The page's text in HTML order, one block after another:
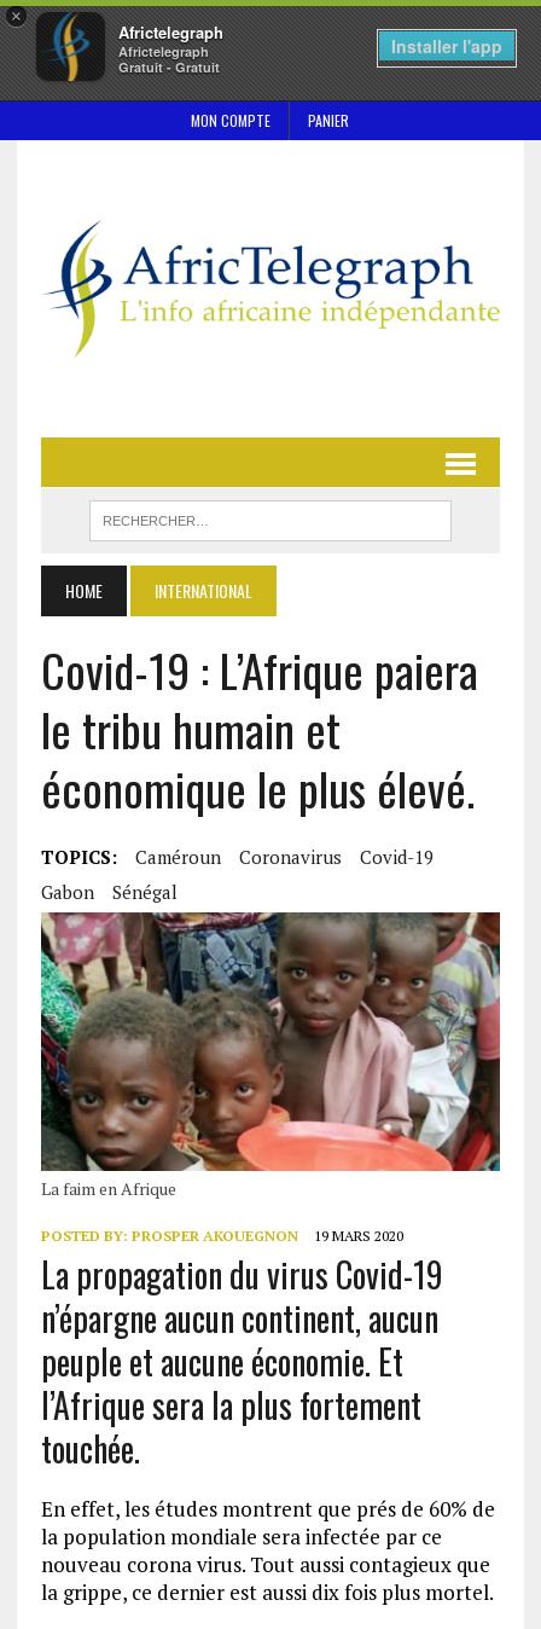
×
Africtelegraph
Africtelegraph
Gratuit - Gratuit
Installer l'app
MON COMPTE PANIER
HOME INTERNATIONAL
Covid-19 : L’Afrique paiera
le tribu humain et
économique le plus élevé.
TOPICS: Caméroun Coronavirus
Covid-19
Gabon
Sénégal
La faim en Afrique
POSTED BY: PROSPER AKOUEGNON 19 MARS 2020
La propagation du virus Covid-19
n’épargne aucun continent, aucun
peuple et aucune économie. Et
l’Afrique sera la plus fortement
touchée.
En effet, les études montrent que prés de 60% de
la population mondiale sera infectée par ce
nouveau corona virus. Tout aussi contagieux que
la grippe, ce dernier est aussi dix fois plus mortel.